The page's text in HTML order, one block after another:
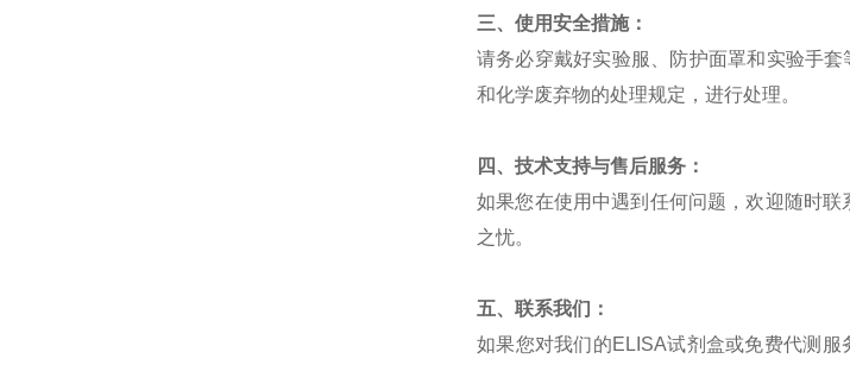
三、使用安全措施：
请务必穿戴好实验服、防护面罩和实验手
和化学废弃物的处理规定，进行处理。
四、技术支持与售后服务：
如果您在使用中遇到任何问题，欢迎随时
之忧。
五、联系我们：
如果您对我们的ELISA试剂盒或免费代测服